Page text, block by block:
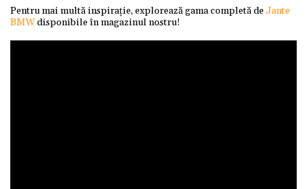
Pentru mai multă inspirație, explorează gama completă deJante
BMWdisponibile în magazinul nostru!